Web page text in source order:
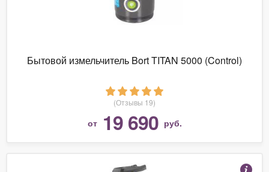
Бытовой измельчитель Bort TITAN 5000 (Control)
(Отзывы 19)
от 19 690 руб.